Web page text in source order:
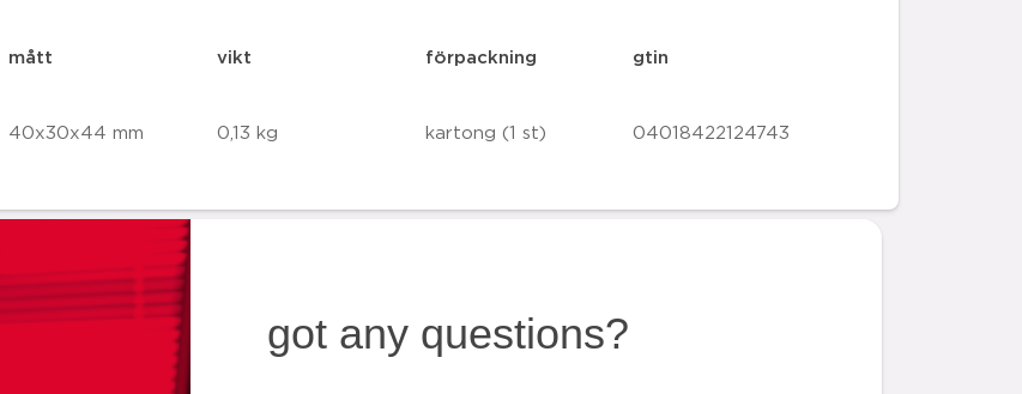
mått vikt förpackning gtin
40x30x44 mm 0,13 kg kartong (1 st) 04018422124743
got any questions?